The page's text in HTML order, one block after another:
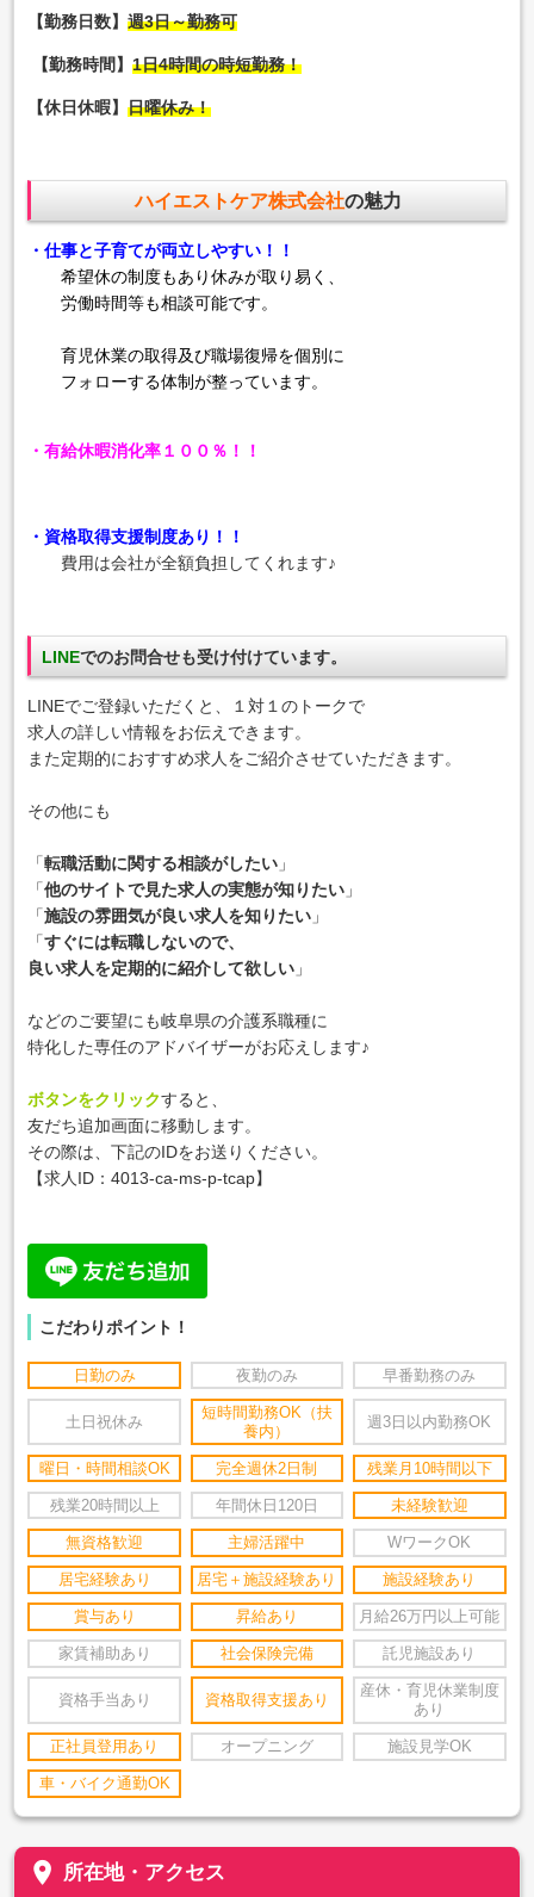
【勤務日数】週3日～勤務可
【勤務時間】1日4時間の時短勤務！
【休日休暇】日曜休み！
ハイエストケア株式会社の魅力
・仕事と子育てが両立しやすい！！
希望休の制度もあり休みが取り易く、
労働時間等も相談可能です。
育児休業の取得及び職場復帰を個別に
フォローする体制が整っています。
・有給休暇消化率１００％！！
・資格取得支援制度あり！！
費用は会社が全額負担してくれます♪
LINEでのお問合せも受け付けています。
LINEでご登録いただくと、１対１のトークで
求人の詳しい情報をお伝えできます。
また定期的におすすめ求人をご紹介させていただきます。
その他にも
「転職活動に関する相談がしたい 」
「他のサイトで見た求人の実態が知りたい 」
「施設の雰囲気が良い求人を知りたい 」
「すぐには転職しないので、
良い求人を定期的に紹介して欲しい 」
などのご要望にも岐阜県の介護系職種に
特化した専任のアドバイザーがお応えします♪
ボタンをクリックすると、
友だち追加画面に移動します。
その際は、下記のIDをお送りください。
【求人ID：4013-ca-ms-p-tcap】
こだわりポイント！
日勤のみ 夜勤のみ 早番勤務のみ
土日祝休み
短時間勤務OK（扶
養内）
週3日以内勤務OK
曜日・時間相談OK 完全週休2日制 残業月10時間以下
残業20時間以上 年間休日120日 未経験歓迎
無資格歓迎 主婦活躍中 WワークOK
居宅経験あり 居宅＋施設経験あり 施設経験あり
賞与あり 昇給あり 月給26万円以上可能
家賃補助あり 社会保険完備 託児施設あり
資格手当あり 資格取得支援あり
産休・育児休業制度
あり
正社員登用あり オープニング 施設見学OK
車・バイク通勤OK
place 所在地・アクセス